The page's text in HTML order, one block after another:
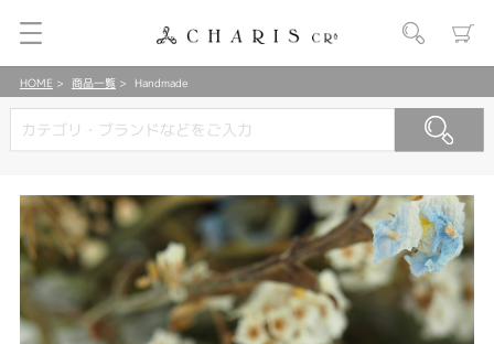
HOME 商品一覧 Handmade